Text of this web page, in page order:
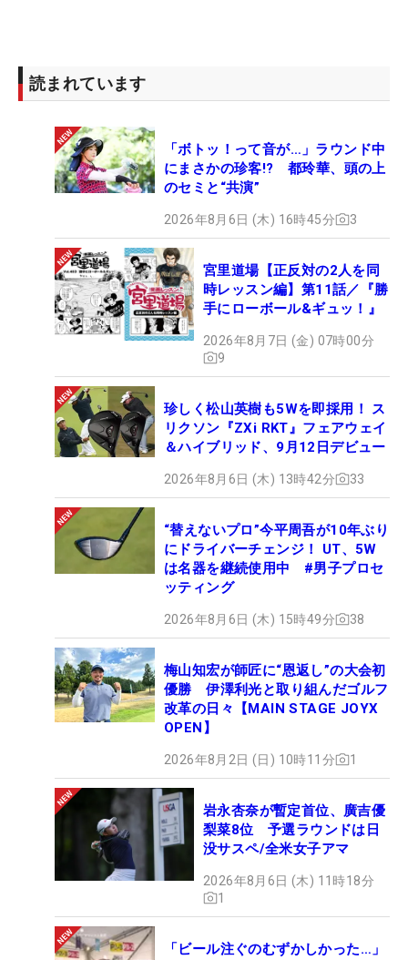
っかりレギュラーツアーの上位で戦えるよう、技術
とフィジカルをもっともっとあげたい。尊敬してい
る選手は有村智恵さんです」
読まれています
「ボトッ！って音が…」ラウンド中
にまさかの珍客!? 都玲華、頭の上
のセミと“共演”
2026年8月6日 (木) 16時45分 3
宮里道場【正反対の2人を同
時レッスン編】第11話／『勝
手にローボール&ギュッ！』
2026年8月7日 (金) 07時00分
9
珍しく松山英樹も5Wを即採用！ ス
リクソン『ZXi RKT』フェアウェイ
＆ハイブリッド、9月12日デビュー
2026年8月6日 (木) 13時42分 33
“替えないプロ”今平周吾が10年ぶり
にドライバーチェンジ！ UT、5W
は名器を継続使用中 #男子プロセ
ッティング
2026年8月6日 (木) 15時49分 38
梅山知宏が師匠に“恩返し”の大会初
優勝 伊澤利光と取り組んだゴルフ
改革の日々【MAIN STAGE JOYX
OPEN】
2026年8月2日 (日) 10時11分 1
岩永杏奈が暫定首位、廣吉優
梨菜8位 予選ラウンドは日
没サスペ/全米女子アマ
2026年8月6日 (木) 11時18分
1
「ビール注ぐのむずかしかった…」